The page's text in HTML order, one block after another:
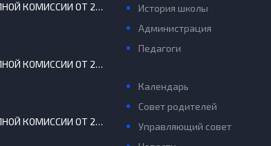
ПРОТОКОЛ ПРИЕМНОЙ КОМИССИИ ОТ 29.08.2022 Г.
ПРОТОКОЛ ПРИЕМНОЙ КОМИССИИ ОТ 20 АВГУСТА 2022 Г.
ПРОТОКОЛ ПРИЕМНОЙ КОМИССИИ ОТ 24 ИЮНЯ 2022
История школы
Администрация
Педагоги
Календарь
Совет родителей
Управляющий совет